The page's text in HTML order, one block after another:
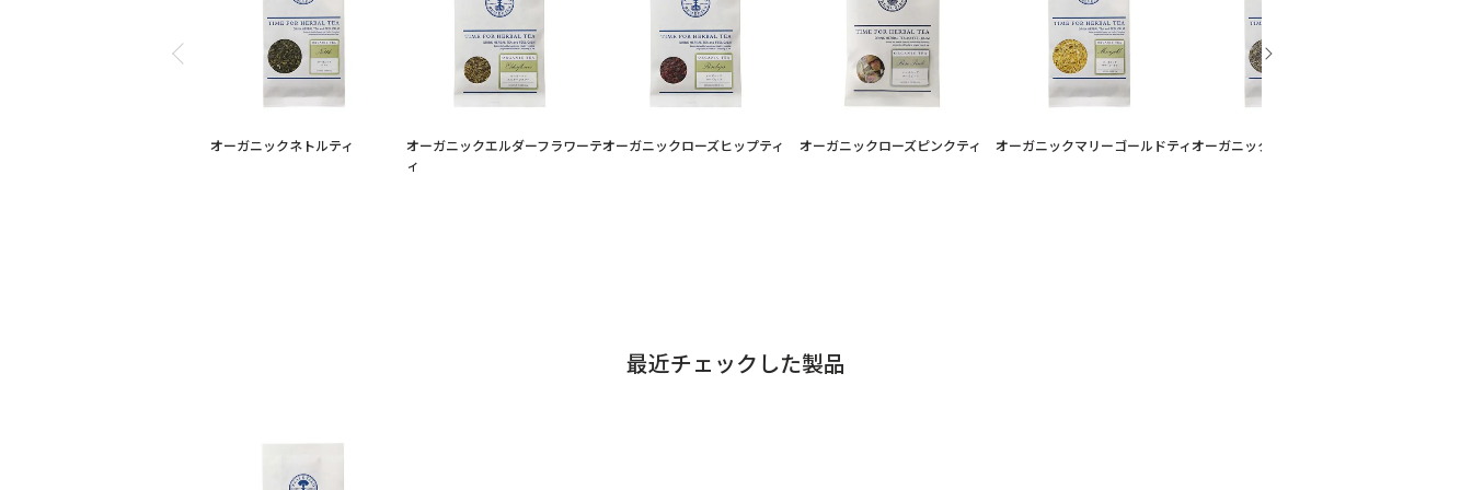
オーガニックネトルティ
オーガニックエルダーフラワーテ
ィ
オーガニックローズヒップティ オーガニックローズピンクティ オーガニックマリーゴールドティオーガニックラベンダーティ
最近チェックした製品